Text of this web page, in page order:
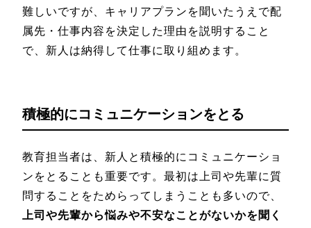
難しいですが、キャリアプランを聞いたうえで配
属先・仕事内容を決定した理由を説明すること
で、新人は納得して仕事に取り組めます。
積極的にコミュニケーションをとる
教育担当者は、新人と積極的にコミュニケーショ
ンをとることも重要です。最初は上司や先輩に質
問することをためらってしまうことも多いので、
上司や先輩から悩みや不安なことがないかを聞く